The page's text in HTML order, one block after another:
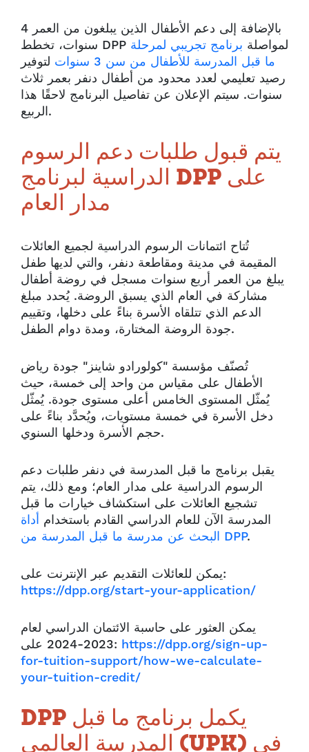
بالإضافة إلى دعم الأطفال الذين يبلغون من العمر 4
سنوات، تخطط DPP لمواصلة برنامج تجريبي لمرحلة
ما قبل المدرسة للأطفال من سن 3 سنوات
لتوفير
رصيد تعليمي لعدد محدود من أطفال دنفر بعمر ثلاث
سنوات. سيتم الإعلان عن تفاصيل البرنامج لاحقًا هذا
الربيع.
يتم قبول طلبات دعم الرسوم
الدراسية لبرنامج DPP على
مدار العام
تُتاح ائتمانات الرسوم الدراسية لجميع العائلات
المقيمة في مدينة ومقاطعة دنفر، والتي لديها طفل
يبلغ من العمر أربع سنوات مسجل في روضة أطفال
مشاركة في العام الذي يسبق الروضة. يُحدد مبلغ
الدعم الذي تتلقاه الأسرة بناءً على دخلها، وتقييم
جودة الروضة المختارة، ومدة دوام الطفل.
تُصنّف مؤسسة "كولورادو شاينز" جودة رياض
الأطفال على مقياس من واحد إلى خمسة، حيث
يُمثّل المستوى الخامس أعلى مستوى جودة. يُمثّل
دخل الأسرة في خمسة مستويات، ويُحدَّد بناءً على
حجم الأسرة ودخلها السنوي.
يقبل برنامج ما قبل المدرسة في دنفر طلبات دعم
الرسوم الدراسية على مدار العام؛ ومع ذلك، يتم
تشجيع العائلات على استكشاف خيارات ما قبل
المدرسة الآن للعام الدراسي القادم باستخدام أداة
البحث عن مدرسة ما قبل المدرسة من DPP.
يمكن للعائلات التقديم عبر الإنترنت على:
https://dpp.org/start-your-application/
يمكن العثور على حاسبة الائتمان الدراسي لعام
2023-2024 على: https://dpp.org/sign-up-
for-tuition-support/how-we-calculate-
your-tuition-credit/
DPP يكمل برنامج ما قبل
المدرسة العالمي (UPK) في